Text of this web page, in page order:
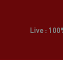
Live :